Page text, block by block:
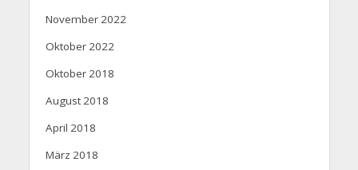
November 2022
Oktober 2022
Oktober 2018
August 2018
April 2018
März 2018